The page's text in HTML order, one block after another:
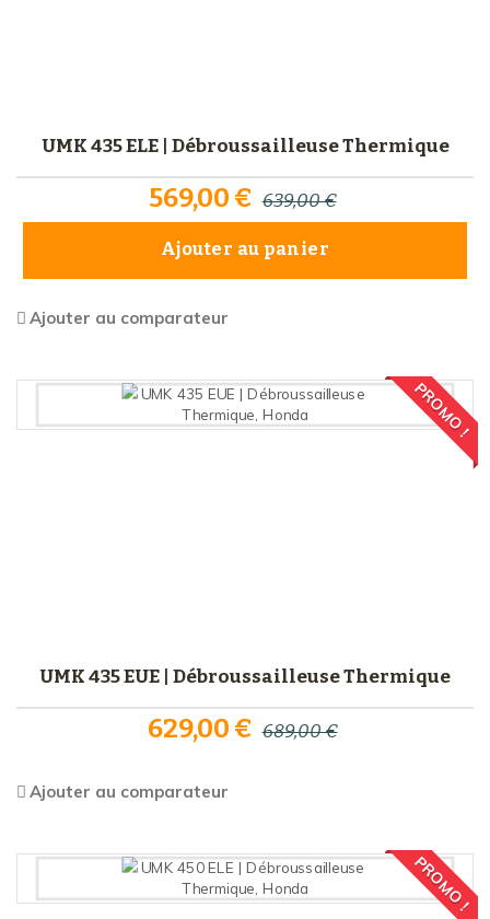
UMK 435 ELE | Débroussailleuse Thermique
569,00 € 639,00 €
Ajouter au panier
Ajouter au comparateur
PROMO !
UMK 435 EUE | Débroussailleuse Thermique
629,00 € 689,00 €
Ajouter au comparateur
PROMO !